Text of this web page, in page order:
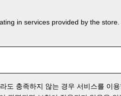
in services provided by the
도 충족하지 않는 경우 서비스를 이